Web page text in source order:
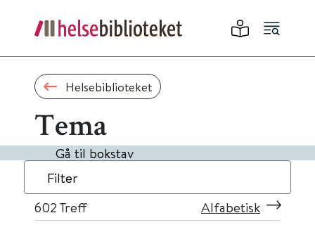
Helsebiblioteket
Tema
Gå til bokstav
Filter
602 Treff Alfabetisk